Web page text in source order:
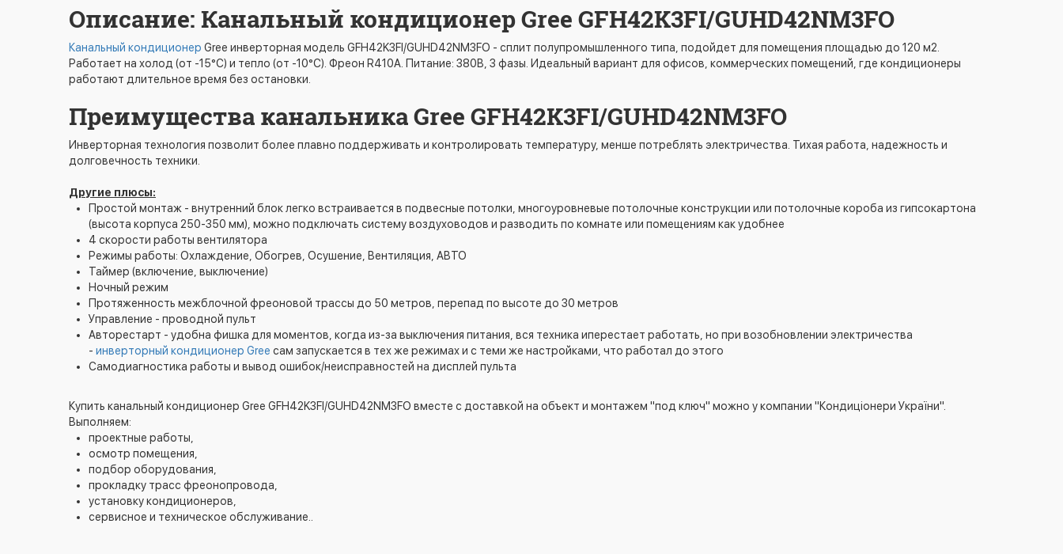
Описание: Канальный кондиционер Gree GFH42K3FI/GUHD42NM3FO
Канальный кондиционер Gree инверторная модель GFH42K3FI/GUHD42NM3FO - сплит полупромышленного типа, подойдет для помещения площадью до 120 м2.
Работает на холод (от -15°C) и тепло (от -10°C). Фреон R410A. Питание: 380В, 3 фазы. Идеальный вариант для офисов, коммерческих помещений, где кондиционеры
работают длительное время без остановки.
Преимущества канальника Gree GFH42K3FI/GUHD42NM3FO
Инверторная технология позволит более плавно поддерживать и контролировать температуру, менше потреблять электричества. Тихая работа, надежность и
долговечность техники.
Другие плюсы:
Простой монтаж - внутренний блок легко встраивается в подвесные потолки, многоуровневые потолочные конструкции или потолочные короба из гипсокартона
(высота корпуса 250-350 мм), можно подключать систему воздуховодов и разводить по комнате или помещениям как удобнее
4 скорости работы вентилятора
Режимы работы: Охлаждение, Обогрев, Осушение, Вентиляция, АВТО
Таймер (включение, выключение)
Ночный режим
Протяженность межблочной фреоновой трассы до 50 метров, перепад по высоте до 30 метров
Управление - проводной пульт
Авторестарт - удобна фишка для моментов, когда из-за выключения питания, вся техника иперестает работать, но при возобновлении электричества
- инверторный кондиционер Gree сам запускается в тех же режимах и с теми же настройками, что работал до этого
Самодиагностика работы и вывод ошибок/неисправностей на дисплей пульта
Купить канальный кондиционер Gree GFH42K3FI/GUHD42NM3FO вместе с доставкой на объект и монтажем "под ключ" можно у компании "Кондиціонери України".
Выполняем:
проектные работы,
осмотр помещения,
подбор оборудования,
прокладку трасс фреонопровода,
установку кондиционеров,
сервисное и техническое обслуживание..